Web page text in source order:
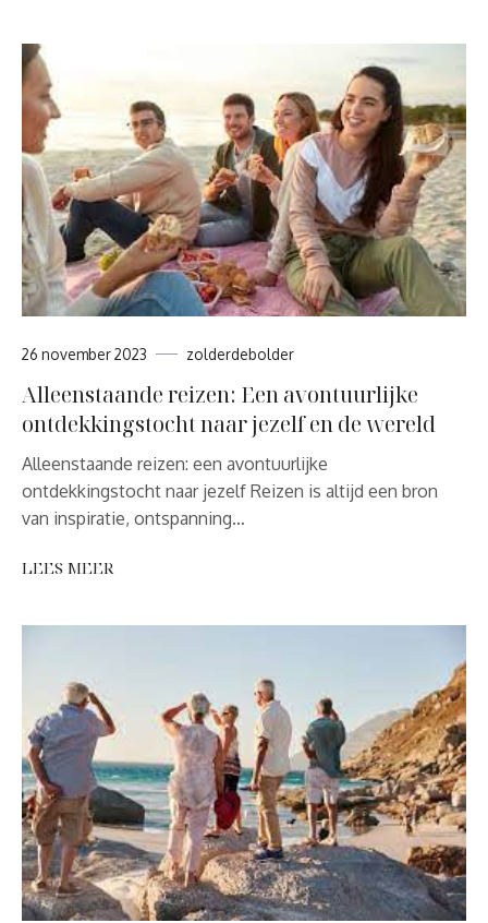
26 november 2023 zolderdebolder
Alleenstaande reizen: Een avontuurlijke
ontdekkingstocht naar jezelf en de wereld
Alleenstaande reizen: een avontuurlijke
ontdekkingstocht naar jezelf Reizen is altijd een bron
van inspiratie, ontspanning…
LEES MEER